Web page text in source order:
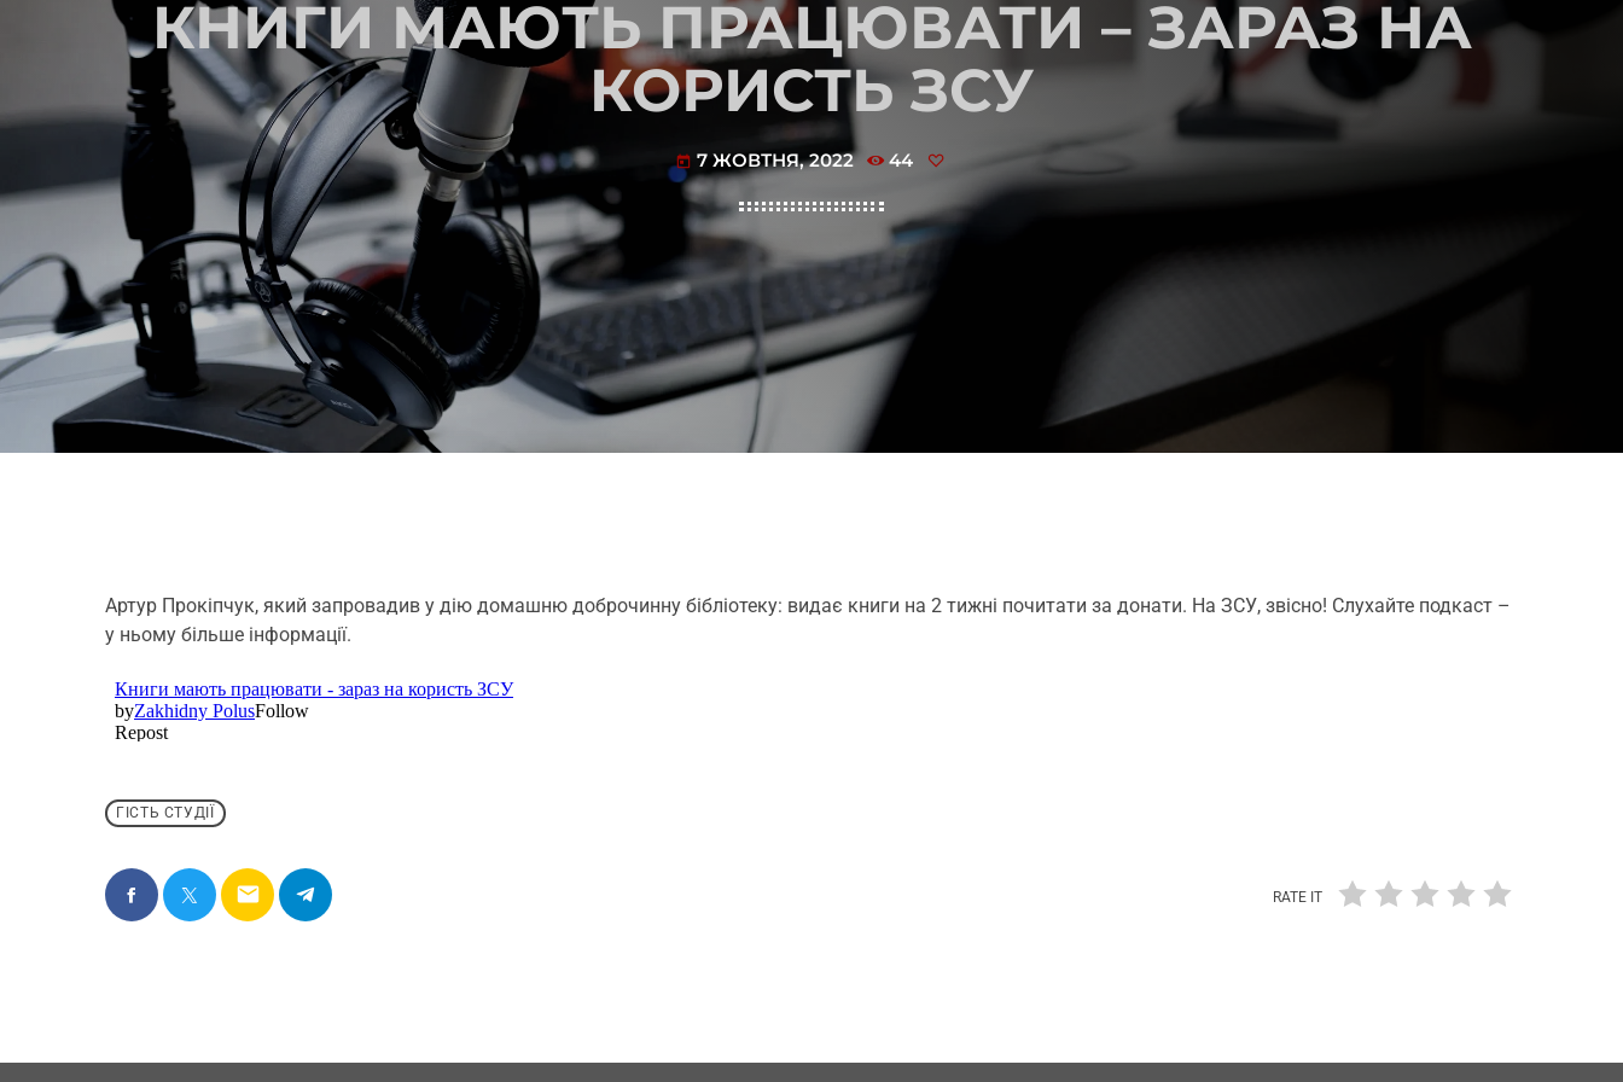
КНИГИ МАЮТЬ ПРАЦЮВАТИ – ЗАРАЗ НА
КОРИСТЬ ЗСУ
today 7 ЖОВТНЯ, 2022 44
Артур Прокіпчук, який запровадив у дію домашню доброчинну бібліотеку: видає книги на 2 тижні почитати за донати. На ЗСУ, звісно! Слухайте подкаст –
у ньому більше інформації.
ГІСТЬ СТУДІЇ
email RATE IT